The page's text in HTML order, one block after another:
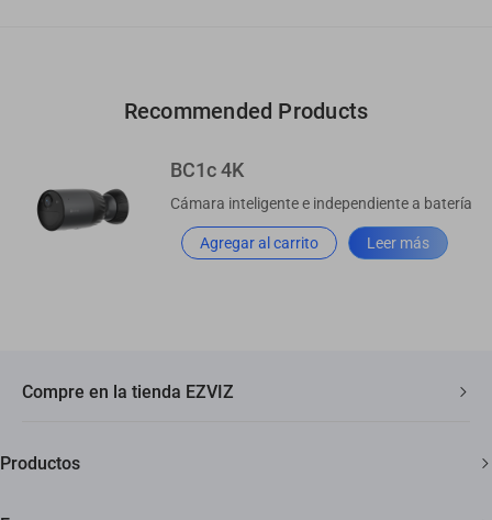
Recommended Products
BC1c 4K
Cámara inteligente e independiente a batería
Agregar al carrito Leer más
Compre en la tienda EZVIZ
Productos